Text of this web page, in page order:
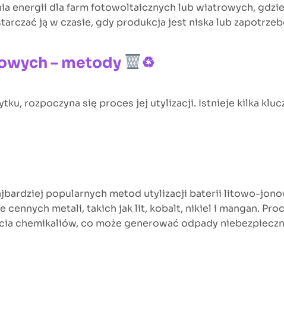
energii dla farm fotowoltaicznych lub wiatrowych,
ją w czasie, gdy produkcja jest niska lub
– metody ♻
rozpoczyna się proces jej utylizacji. Istnieje kilka
popularnych metod utylizacji baterii litowo-
cennych metali, takich jak lit, kobalt, nikiel i mangan.
chemikaliów, co może generować odpady